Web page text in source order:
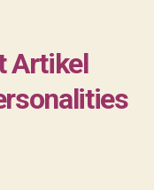
Artikel